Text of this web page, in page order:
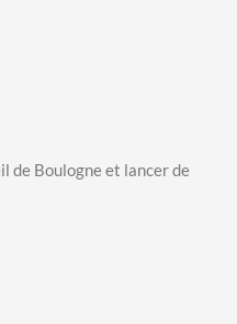
de Boulogne et lancer de